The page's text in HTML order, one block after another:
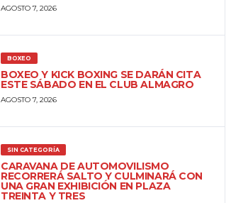
AGOSTO 7, 2026
BOXEO
BOXEO Y KICK BOXING SE DARÁN CITA
ESTE SÁBADO EN EL CLUB ALMAGRO
AGOSTO 7, 2026
SIN CATEGORÍA
CARAVANA DE AUTOMOVILISMO
RECORRERÁ SALTO Y CULMINARÁ CON
UNA GRAN EXHIBICIÓN EN PLAZA
TREINTA Y TRES